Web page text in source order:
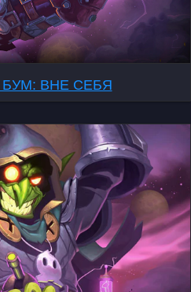
БУМ: ВНЕ СЕБЯ